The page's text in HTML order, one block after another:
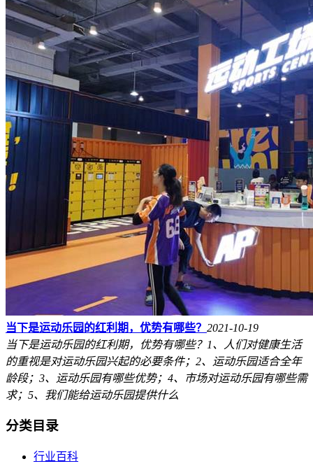
当下是运动乐园的红利期，优势有哪些？ 2021-10-19
当下是运动乐园的红利期，优势有哪些？1、人们对健康生活
的重视是对运动乐园​兴起的必要条件；2、运动乐园适合全年
龄段；3、运动乐园有哪些优势；4、市场对运动乐园有哪些需
求；5、我们能给运动乐园提供什么
分类目录
行业百科